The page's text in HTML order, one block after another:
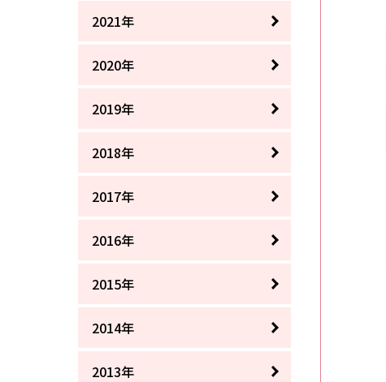
2021年
2020年
2019年
2018年
2017年
2016年
2015年
2014年
2013年